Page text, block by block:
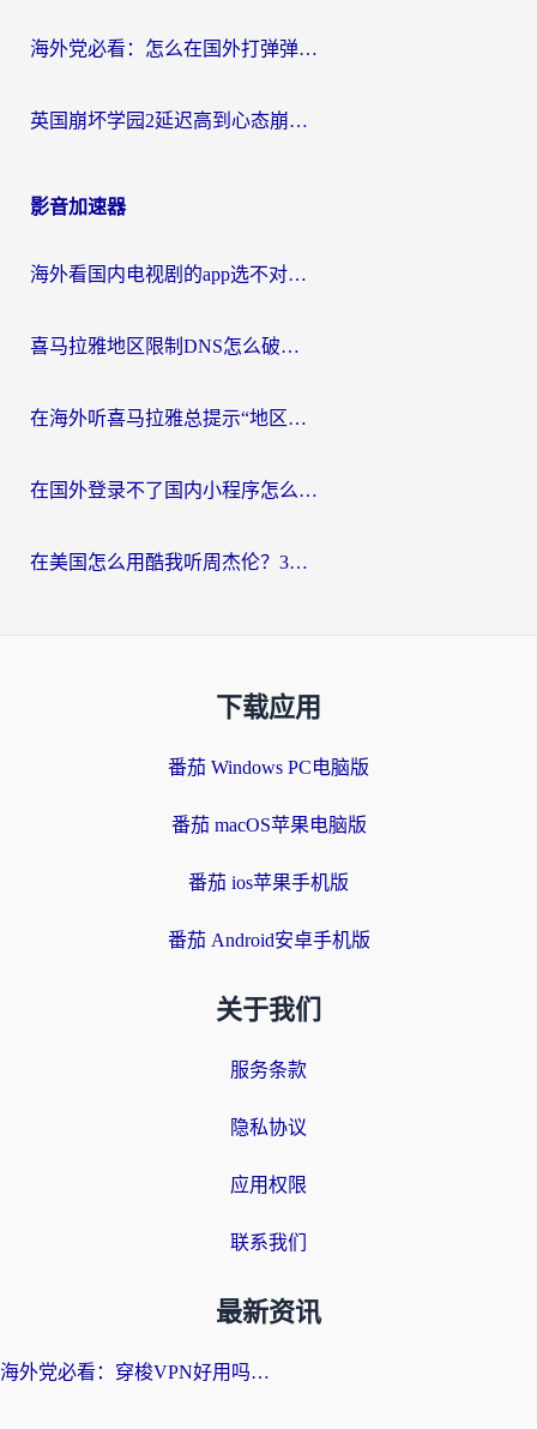
海外党必看：怎么在国外打弹弹堂不卡？番茄加速器亲测指南
英国崩坏学园2延迟高到心态崩？海外党国服游戏加速终极指南
影音加速器
海外看国内电视剧的app选不对？这份回国加速器避坑指南帮你流畅追剧
喜马拉雅地区限制DNS怎么破？海外党听国内音乐听书的终极解决方案
在海外听喜马拉雅总提示“地区限制”？3步轻松解除+听国内音乐全攻略
在国外登录不了国内小程序怎么办？选对回国加速器，轻松解锁国内资源
在美国怎么用酷我听周杰伦？3步搞定海外听歌难题
下载应用
番茄 Windows PC电脑版
番茄 macOS苹果电脑版
番茄 ios苹果手机版
番茄 Android安卓手机版
关于我们
服务条款
隐私协议
应用权限
联系我们
最新资讯
海外党必看：穿梭VPN好用吗？和云帆VPN对比哪个回国效果更好？附真实测评+避坑指南